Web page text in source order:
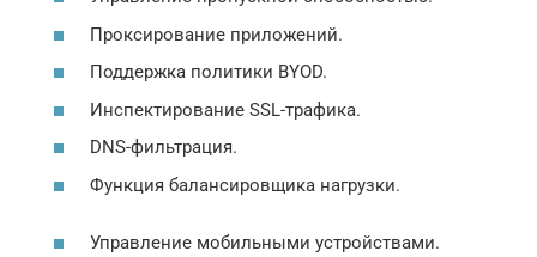
Проксирование приложений.
Поддержка политики BYOD.
Инспектирование SSL-трафика.
DNS-фильтрация.
Функция балансировщика нагрузки.
Управление мобильными устройствами.